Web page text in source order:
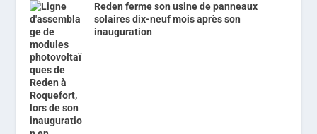
Reden ferme son usine de panneaux
solaires dix-neuf mois après son
inauguration